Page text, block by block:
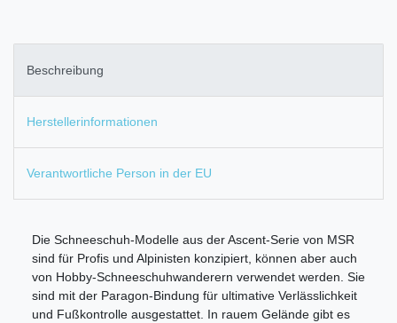
Beschreibung
Herstellerinformationen
Verantwortliche Person in der EU
Die Schneeschuh-Modelle aus der Ascent-Serie von MSR
sind für Profis und Alpinisten konzipiert, können aber auch
von Hobby-Schneeschuhwanderern verwendet werden. Sie
sind mit der Paragon-Bindung für ultimative Verlässlichkeit
und Fußkontrolle ausgestattet. In rauem Gelände gibt es